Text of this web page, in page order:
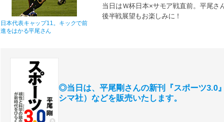
日本代表キャップ11。キックで前
進をはかる平尾さん
当日はＷ杯日本×サモア戦直前。平尾さ
後半戦展望もお楽しみに！
◎当日は、平尾剛さんの新刊『スポーツ3.0
シマ社）などを販売いたします。